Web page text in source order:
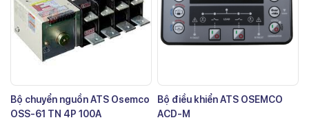
Bộ chuyển nguồn ATS Osemco
OSS-61 TN 4P 100A
Bộ điều khiển ATS OSEMCO
ACD-M